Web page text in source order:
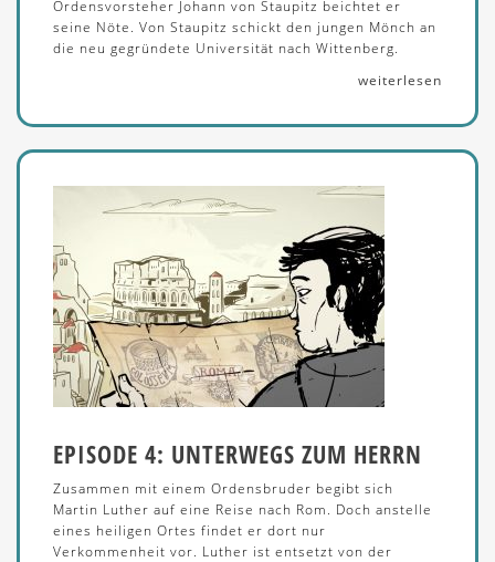
Ordensvorsteher Johann von Staupitz beichtet er
seine Nöte. Von Staupitz schickt den jungen Mönch an
die neu gegründete Universität nach Wittenberg.
weiterlesen
EPISODE 4: UNTERWEGS ZUM HERRN
Zusammen mit einem Ordensbruder begibt sich
Martin Luther auf eine Reise nach Rom. Doch anstelle
eines heiligen Ortes findet er dort nur
Verkommenheit vor. Luther ist entsetzt von der